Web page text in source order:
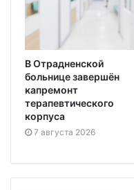
В Отрадненской
больнице завершён
капремонт
терапевтического
корпуса
7 августа 2026